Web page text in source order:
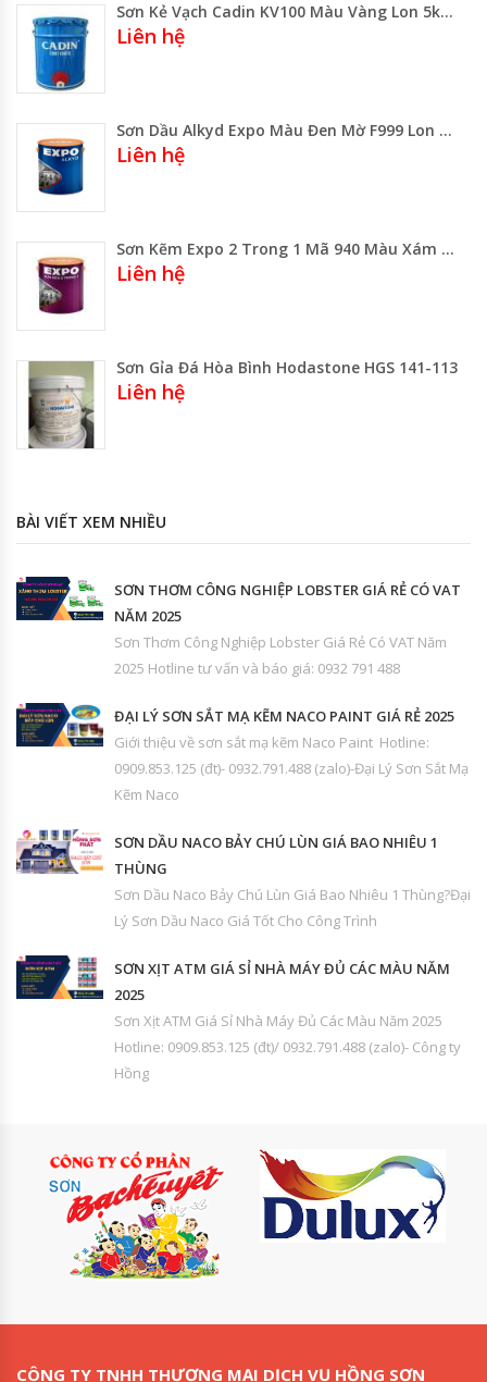
Sơn Kẻ Vạch Cadin KV100 Màu Vàng Lon 5kg Thùng 20kg
Liên hệ
Sơn Dầu Alkyd Expo Màu Đen Mờ F999 Lon 3 Lít -800ml- Thùng 17.75 Lit
Liên hệ
Sơn Kẽm Expo 2 Trong 1 Mã 940 Màu Xám Đậm Lon 3 Lít
Liên hệ
Sơn Gỉa Đá Hòa Bình Hodastone HGS 141-113
Liên hệ
BÀI VIẾT XEM NHIỀU
SƠN THƠM CÔNG NGHIỆP LOBSTER GIÁ RẺ CÓ VAT
NĂM 2025
Sơn Thơm Công Nghiệp Lobster Giá Rẻ Có VAT Năm
2025 Hotline tư vấn và báo giá: 0932 791 488
ĐẠI LÝ SƠN SẮT MẠ KẼM NACO PAINT GIÁ RẺ 2025
Giới thiệu về sơn sắt mạ kẽm Naco Paint Hotline:
0909.853.125 (đt)- 0932.791.488 (zalo)-Đại Lý Sơn Sắt Mạ
Kẽm Naco
SƠN DẦU NACO BẢY CHÚ LÙN GIÁ BAO NHIÊU 1
THÙNG
Sơn Dầu Naco Bảy Chú Lùn Giá Bao Nhiêu 1 Thùng?Đại
Lý Sơn Dầu Naco Giá Tốt Cho Công Trình
SƠN XỊT ATM GIÁ SỈ NHÀ MÁY ĐỦ CÁC MÀU NĂM
2025
Sơn Xịt ATM Giá Sỉ Nhà Máy Đủ Các Màu Năm 2025
Hotline: 0909.853.125 (đt)/ 0932.791.488 (zalo)- Công ty
Hồng
CÔNG TY TNHH THƯƠNG MẠI DỊCH VỤ HỒNG SƠN